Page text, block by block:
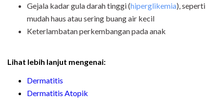
Gejala kadar gula darah tinggi (hiperglikemia), seperti
mudah haus atau sering buang air kecil
Keterlambatan perkembangan pada anak
Lihat lebih lanjut mengenai:
Dermatitis
Dermatitis Atopik